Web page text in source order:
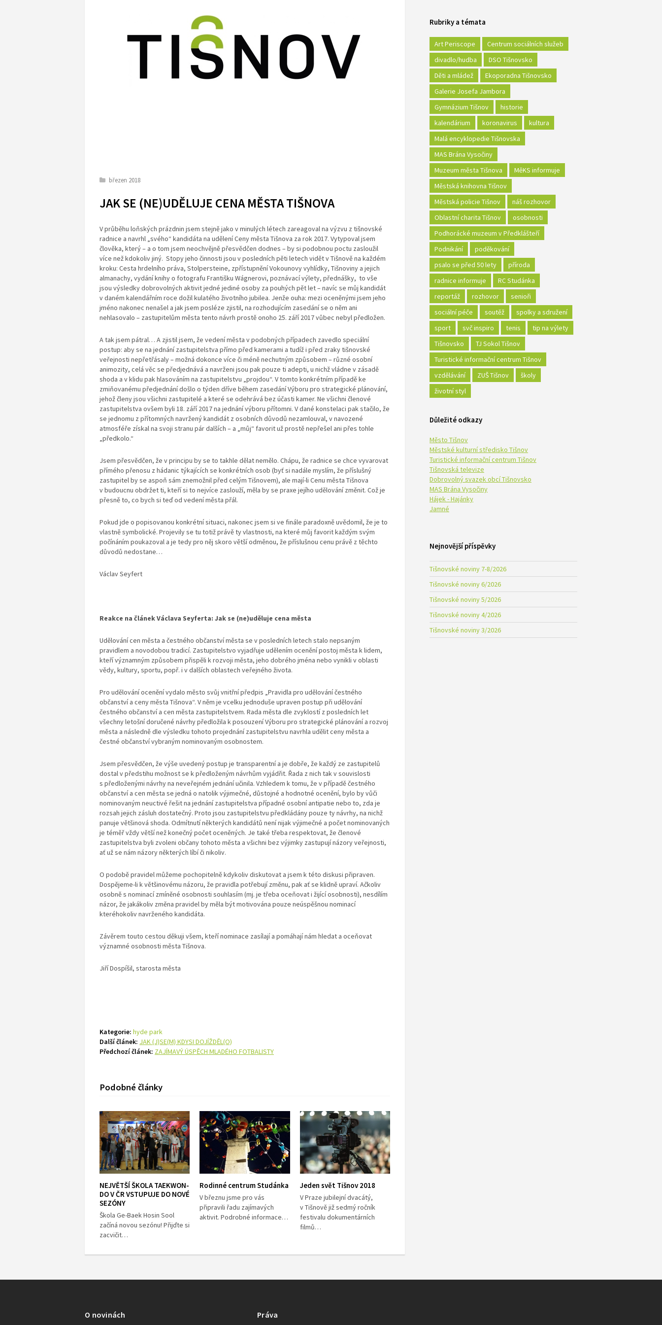
březen 2018
JAK SE (NE)UDĚLUJE CENA MĚSTA TIŠNOVA
V průběhu loňských prázdnin jsem stejně jako v minulých létech zareagoval na výzvu z tišnovské
radnice a navrhl „svého“ kandidáta na udělení Ceny města Tišnova za rok 2017. Vytypoval jsem
člověka, který – a o tom jsem neochvějně přesvědčen dodnes – by si podobnou poctu zasloužil
více než kdokoliv jiný. Stopy jeho činnosti jsou v posledních pěti letech vidět v Tišnově na každém
kroku: Cesta hrdelního práva, Stolpersteine, zpřístupnění Vokounovy vyhlídky, Tišnoviny a jejich
almanachy, vydání knihy o fotografu Františku Wágnerovi, poznávací výlety, přednášky, to vše
jsou výsledky dobrovolných aktivit jedné jediné osoby za pouhých pět let – navíc se můj kandidát
v daném kalendářním roce dožil kulatého životního jubilea. Jenže ouha: mezi oceněnými jsem jeho
jméno nakonec nenašel a jak jsem posléze zjistil, na rozhodujícím zasedání se o něm ani
nehlasovalo – zastupitelům města tento návrh prostě onoho 25. září 2017 vůbec nebyl předložen.
A tak jsem pátral… A zjistil jsem, že vedení města v podobných případech zavedlo speciální
postup: aby se na jednání zastupitelstva přímo před kamerami a tudíž i před zraky tišnovské
veřejnosti nepřetřásaly – možná dokonce více či méně nechutným způsobem – různé osobní
animozity, celá věc se předjednává a navrženi jsou pak pouze ti adepti, u nichž vládne v zásadě
shoda a v klidu pak hlasováním na zastupitelstvu „projdou“. V tomto konkrétním případě ke
zmiňovanému předjednání došlo o týden dříve během zasedání Výboru pro strategické plánování,
jehož členy jsou všichni zastupitelé a které se odehrává bez účasti kamer. Ne všichni členové
zastupitelstva ovšem byli 18. září 2017 na jednání výboru přítomni. V dané konstelaci pak stačilo, že
se jednomu z přítomných navržený kandidát z osobních důvodů nezamlouval, v navozené
atmosféře získal na svoji stranu pár dalších – a „můj“ favorit už prostě nepřešel ani přes tohle
„předkolo.“
Jsem přesvědčen, že v principu by se to takhle dělat nemělo. Chápu, že radnice se chce vyvarovat
přímého přenosu z hádanic týkajících se konkrétních osob (byť si nadále myslím, že příslušný
zastupitel by se aspoň sám znemožnil před celým Tišnovem), ale mají-li Cenu města Tišnova
v budoucnu obdržet ti, kteří si to nejvíce zaslouží, měla by se praxe jejího udělování změnit. Což je
přesně to, co bych si teď od vedení města přál.
Pokud jde o popisovanou konkrétní situaci, nakonec jsem si ve finále paradoxně uvědomil, že je to
vlastně symbolické. Projevily se tu totiž právě ty vlastnosti, na které můj favorit každým svým
počínáním poukazoval a je tedy pro něj skoro větší odměnou, že příslušnou cenu právě z těchto
důvodů nedostane…
Václav Seyfert
Reakce na článek Václava Seyferta: Jak se (ne)uděluje cena města
Udělování cen města a čestného občanství města se v posledních letech stalo nepsaným
pravidlem a novodobou tradicí. Zastupitelstvo vyjadřuje udělením ocenění postoj města k lidem,
kteří významným způsobem přispěli k rozvoji města, jeho dobrého jména nebo vynikli v oblasti
vědy, kultury, sportu, popř. i v dalších oblastech veřejného života.
Pro udělování ocenění vydalo město svůj vnitřní předpis „Pravidla pro udělování čestného
občanství a ceny města Tišnova“. V něm je vcelku jednoduše upraven postup při udělování
čestného občanství a cen města zastupitelstvem. Rada města dle zvyklostí z posledních let
všechny letošní doručené návrhy předložila k posouzení Výboru pro strategické plánování a rozvoj
města a následně dle výsledku tohoto projednání zastupitelstvu navrhla udělit ceny města a
čestné občanství vybraným nominovaným osobnostem.
Jsem přesvědčen, že výše uvedený postup je transparentní a je dobře, že každý ze zastupitelů
dostal v předstihu možnost se k předloženým návrhům vyjádřit. Řada z nich tak v souvislosti
s předloženými návrhy na neveřejném jednání učinila. Vzhledem k tomu, že v případě čestného
občanství a cen města se jedná o natolik výjimečné, důstojné a hodnotné ocenění, bylo by vůči
nominovaným neuctivé řešit na jednání zastupitelstva případné osobní antipatie nebo to, zda je
rozsah jejich zásluh dostatečný. Proto jsou zastupitelstvu předkládány pouze ty návrhy, na nichž
panuje většinová shoda. Odmítnutí některých kandidátů není nijak výjimečné a počet nominovaných
je téměř vždy větší než konečný počet oceněných. Je také třeba respektovat, že členové
zastupitelstva byli zvoleni občany tohoto města a všichni bez výjimky zastupují názory veřejnosti,
ať už se nám názory některých líbí či nikoliv.
O podobě pravidel můžeme pochopitelně kdykoliv diskutovat a jsem k této diskusi připraven.
Dospějeme-li k většinovému názoru, že pravidla potřebují změnu, pak ať se klidně upraví. Ačkoliv
osobně s nominací zmíněné osobnosti souhlasím (mj. je třeba oceňovat i žijící osobnosti), nesdílím
názor, že jakákoliv změna pravidel by měla být motivována pouze neúspěšnou nominací
kteréhokoliv navrženého kandidáta.
Závěrem touto cestou děkuji všem, kteří nominace zasílají a pomáhají nám hledat a oceňovat
významné osobnosti města Tišnova.
Jiří Dospíšil, starosta města
Kategorie: hyde park
Další článek: JAK (J)SE(M) KDYSI DOJÍŽDĚL(O)
Předchozí článek: ZAJÍMAVÝ ÚSPĚCH MLADÉHO FOTBALISTY
Podobné články
NEJVĚTŠÍ ŠKOLA TAEKWON-
DO V ČR VSTUPUJE DO NOVÉ
SEZÓNY
Škola Ge-Baek Hosin Sool
začíná novou sezónu! Přijďte si
zacvičit…
Rodinné centrum Studánka
V březnu jsme pro vás
připravili řadu zajímavých
aktivit. Podrobné informace…
Jeden svět Tišnov 2018
V Praze jubilejní dvacátý,
v Tišnově již sedmý ročník
festivalu dokumentárních
filmů…
Rubriky a témata
Art Periscope
Centrum sociálních služeb
divadlo/hudba
DSO Tišnovsko
Děti a mládež
Ekoporadna Tišnovsko
Galerie Josefa Jambora
Gymnázium Tišnov
historie
kalendárium
koronavirus
kultura
Malá encyklopedie Tišnovska
MAS Brána Vysočiny
Muzeum města Tišnova
MěKS informuje
Městská knihovna Tišnov
Městská policie Tišnov
náš rozhovor
Oblastní charita Tišnov
osobnosti
Podhorácké muzeum v Předklášteří
Podnikání
poděkování
psalo se před 50 lety
příroda
radnice informuje
RC Studánka
reportáž
rozhovor
senioři
sociální péče
soutěž
spolky a sdružení
sport
svč inspiro tenis
tip na výlety
Tišnovsko
TJ Sokol Tišnov
Turistické informační centrum Tišnov
vzdělávání
ZUŠ Tišnov
školy
životní styl
Důležité odkazy
Město Tišnov
Městské kulturní středisko Tišnov
Turistické informační centrum Tišnov
Tišnovská televize
Dobrovolný svazek obcí Tišnovsko
MAS Brána Vysočiny
Hájek - Hajánky
Jamné
Nejnovější příspěvky
Tišnovské noviny 7-8/2026
Tišnovské noviny 6/2026
Tišnovské noviny 5/2026
Tišnovské noviny 4/2026
Tišnovské noviny 3/2026
O novinách Práva